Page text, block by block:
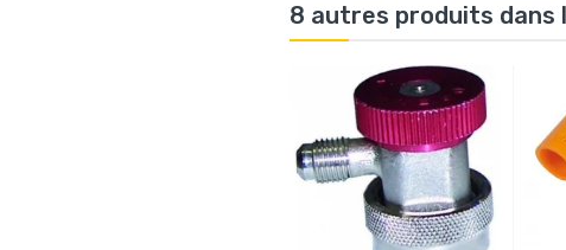
8 autres produits dans